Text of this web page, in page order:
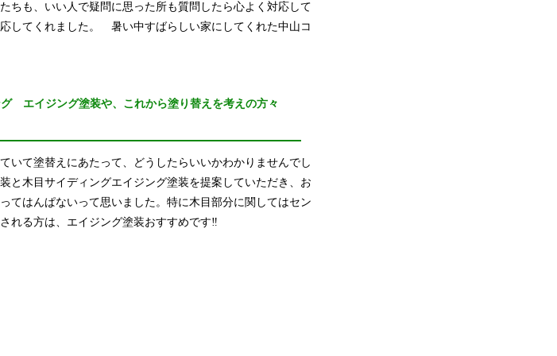
も、いい人で疑問に思った所も質問したら心よく対応して
してくれました。 暑い中すばらしい家にしてくれた中山コ
エイジング塗装や、これから塗り替えを考えの方々
いて塗替えにあたって、どうしたらいいかわかりませんでし
と木目サイディングエイジング塗装を提案していただき、お
てはんぱないって思いました。特に木目部分に関してはセン
れる方は、エイジング塗装おすすめです‼